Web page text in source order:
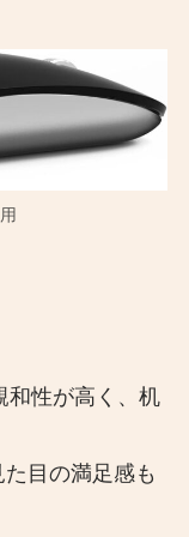
和性が高く、机
目の満足感も